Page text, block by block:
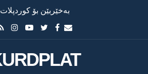
بەخێربێن بۆ کوردپلات
KURDPLAT